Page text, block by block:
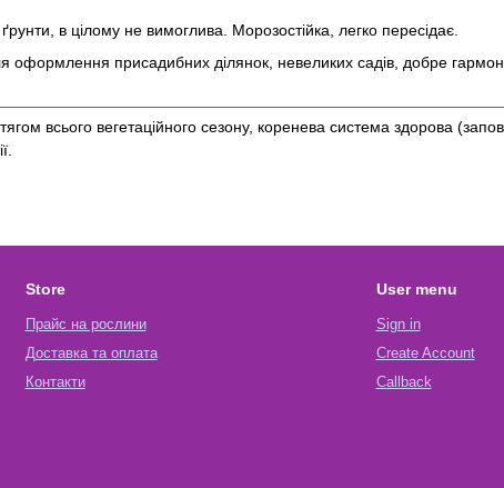
в цілому не вимоглива. Морозостійка, легко пересідає.
оформлення присадибних ділянок, невеликих садів, добре
всього вегетаційного сезону, коренева система здорова
Store
Прайс на рослини
Доставка та оплата
Контакти
User menu
Sign in
Create Account
Callback